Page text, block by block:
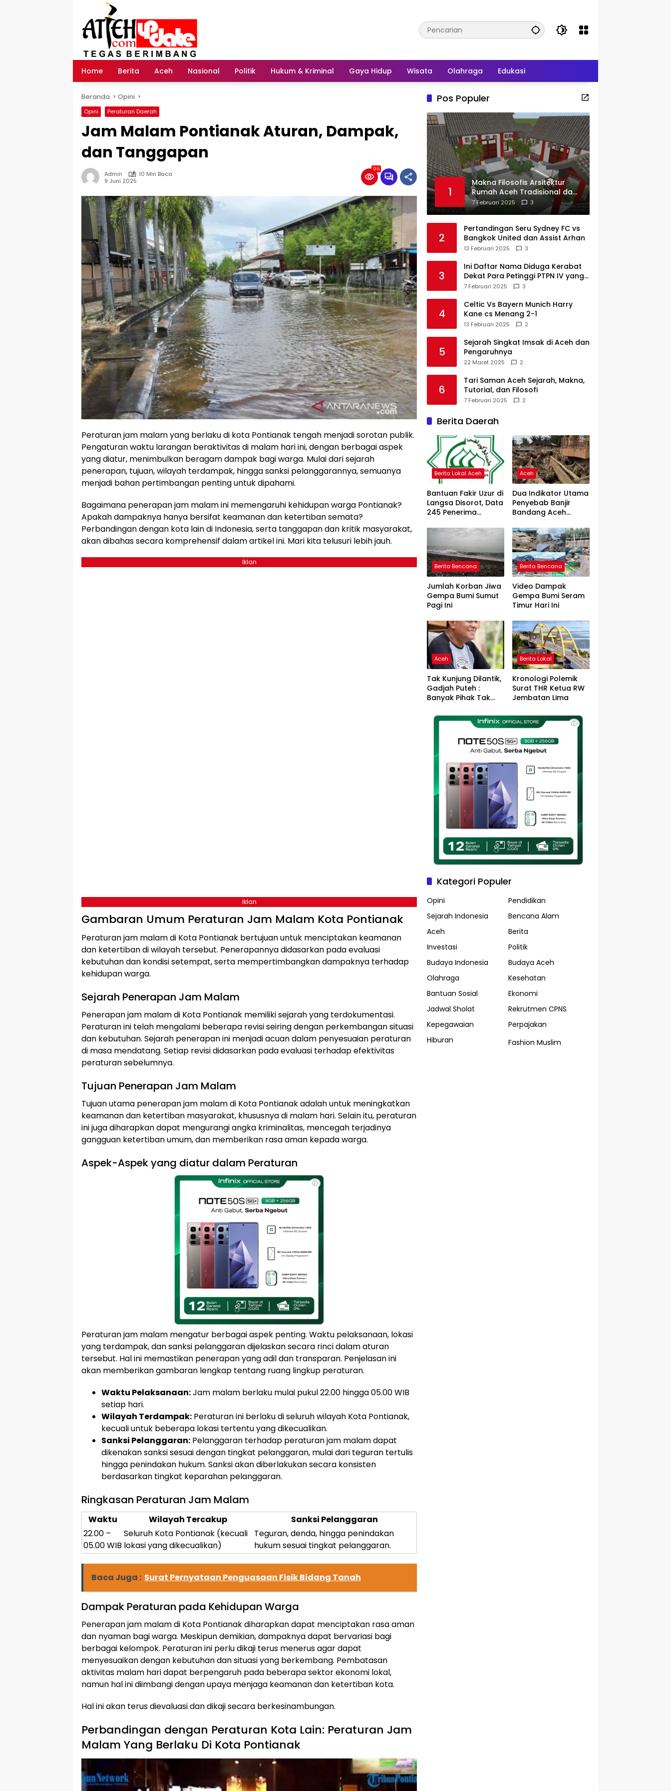
Home Berita Aceh Nasional Politik Hukum & Kriminal Gaya Hidup Wisata Olahraga Edukasi
Beranda Opini
Opini Peraturan Daerah
Jam Malam Pontianak Aturan, Dampak,
dan Tanggapan
Admin
10 Min Baca
9 Juni 2025
96
Peraturan jam malam yang berlaku di kota Pontianak tengah menjadi sorotan publik.
Pengaturan waktu larangan beraktivitas di malam hari ini, dengan berbagai aspek
yang diatur, menimbulkan beragam dampak bagi warga. Mulai dari sejarah
penerapan, tujuan, wilayah terdampak, hingga sanksi pelanggarannya, semuanya
menjadi bahan pertimbangan penting untuk dipahami.
Bagaimana penerapan jam malam ini memengaruhi kehidupan warga Pontianak?
Apakah dampaknya hanya bersifat keamanan dan ketertiban semata?
Perbandingan dengan kota lain di Indonesia, serta tanggapan dan kritik masyarakat,
akan dibahas secara komprehensif dalam artikel ini. Mari kita telusuri lebih jauh.
Iklan
ⓘ
Iklan
Gambaran Umum Peraturan Jam Malam Kota Pontianak
Peraturan jam malam di Kota Pontianak bertujuan untuk menciptakan keamanan
dan ketertiban di wilayah tersebut. Penerapannya didasarkan pada evaluasi
kebutuhan dan kondisi setempat, serta mempertimbangkan dampaknya terhadap
kehidupan warga.
Sejarah Penerapan Jam Malam
Penerapan jam malam di Kota Pontianak memiliki sejarah yang terdokumentasi.
Peraturan ini telah mengalami beberapa revisi seiring dengan perkembangan situasi
dan kebutuhan. Sejarah penerapan ini menjadi acuan dalam penyesuaian peraturan
di masa mendatang. Setiap revisi didasarkan pada evaluasi terhadap efektivitas
peraturan sebelumnya.
Tujuan Penerapan Jam Malam
Tujuan utama penerapan jam malam di Kota Pontianak adalah untuk meningkatkan
keamanan dan ketertiban masyarakat, khususnya di malam hari. Selain itu, peraturan
ini juga diharapkan dapat mengurangi angka kriminalitas, mencegah terjadinya
gangguan ketertiban umum, dan memberikan rasa aman kepada warga.
Aspek-Aspek yang diatur dalam Peraturan
ⓘ
Peraturan jam malam mengatur berbagai aspek penting. Waktu pelaksanaan, lokasi
yang terdampak, dan sanksi pelanggaran dijelaskan secara rinci dalam aturan
tersebut. Hal ini memastikan penerapan yang adil dan transparan. Penjelasan ini
akan memberikan gambaran lengkap tentang ruang lingkup peraturan.
Waktu Pelaksanaan:Jam malam berlaku mulai pukul 22.00 hingga 05.00 WIB
setiap hari.
Wilayah Terdampak: Peraturan ini berlaku di seluruh wilayah Kota Pontianak,
kecuali untuk beberapa lokasi tertentu yang dikecualikan.
Sanksi Pelanggaran: Pelanggaran terhadap peraturan jam malam dapat
dikenakan sanksi sesuai dengan tingkat pelanggaran, mulai dari teguran tertulis
hingga penindakan hukum. Sanksi akan diberlakukan secara konsisten
berdasarkan tingkat keparahan pelanggaran.
Ringkasan Peraturan Jam Malam
Waktu Wilayah Tercakup
Sanksi Pelanggaran
22.00 –
05.00 WIB
Seluruh Kota Pontianak (kecuali
lokasi yang dikecualikan)
Teguran, denda, hingga penindakan
hukum sesuai tingkat pelanggaran.
Baca Juga : Surat Pernyataan Penguasaan Fisik Bidang Tanah
Dampak Peraturan pada Kehidupan Warga
Penerapan jam malam di Kota Pontianak diharapkan dapat menciptakan rasa aman
dan nyaman bagi warga. Meskipun demikian, dampaknya dapat bervariasi bagi
berbagai kelompok. Peraturan ini perlu dikaji terus menerus agar dapat
menyesuaikan dengan kebutuhan dan situasi yang berkembang. Pembatasan
aktivitas malam hari dapat berpengaruh pada beberapa sektor ekonomi lokal,
namun hal ini diimbangi dengan upaya menjaga keamanan dan ketertiban kota.
Hal ini akan terus dievaluasi dan dikaji secara berkesinambungan.
Perbandingan dengan Peraturan Kota Lain: Peraturan Jam
Malam Yang Berlaku Di Kota Pontianak
Pos Populer
1
Makna Filosofis Arsitektur
Rumah Aceh Tradisional dan
Sejarah Perkembangannya
7 Februari 2025 3
2
Pertandingan Seru Sydney FC vs
Bangkok United dan Assist Arhan
13 Februari 2025 3
3
Ini Daftar Nama Diduga Kerabat
Dekat Para Petinggi PTPN IV yang
Lulus PKWT
7 Februari 2025 3
4
Celtic Vs Bayern Munich Harry
Kane cs Menang 2-1
13 Februari 2025 2
5
Sejarah Singkat Imsak di Aceh dan
Pengaruhnya
22 Maret 2025 2
6
Tari Saman Aceh Sejarah, Makna,
Tutorial, dan Filosofi
7 Februari 2025 2
Berita Daerah
Berita Lokal Aceh
Bantuan Fakir Uzur di
Langsa Disorot, Data
245 Penerima
Aceh
Dua Indikator Utama
Penyebab Banjir
Bandang Aceh
Puteh Soroti
Kerusakan DAS
Berita Bencana
Jumlah Korban Jiwa
Gempa Bumi Sumut
Pagi Ini
Berita Bencana
Video Dampak
Gempa Bumi Seram
Timur Hari Ini
Aceh
Tak Kunjung Dilantik,
Gadjah Puteh :
Banyak Pihak Tak
Jadi Pemimpin Kota
Berita Lokal
Kronologi Polemik
Surat THR Ketua RW
Jembatan Lima
ⓘ
Kategori Populer
Opini
Pendidikan
Sejarah Indonesia
Bencana Alam
Aceh
Berita
Investasi
Politik
Budaya Indonesia
Budaya Aceh
Olahraga
Kesehatan
Bantuan Sosial
Ekonomi
Jadwal Sholat
Rekrutmen CPNS
Kepegawaian
Perpajakan
Hiburan
Fashion Muslim